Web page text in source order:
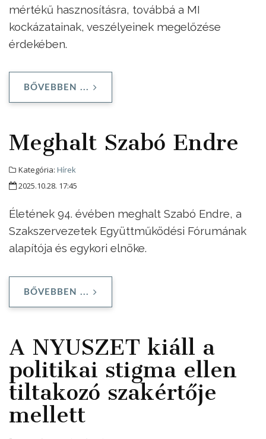
mértékű hasznosításra, továbbá a MI
kockázatainak, veszélyeinek megelőzése
érdekében.
BŐVEBBEN ...
Meghalt Szabó Endre
Kategória: Hírek
2025.10.28. 17:45
Életének 94. évében meghalt Szabó Endre, a
Szakszervezetek Együttműködési Fórumának
alapítója és egykori elnöke.
BŐVEBBEN ...
A NYUSZET kiáll a
politikai stigma ellen
tiltakozó szakértője
mellett